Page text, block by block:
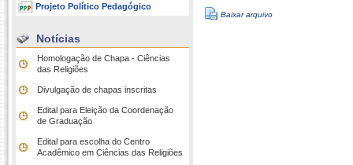
Projeto Político Pedagógico
Notícias
Homologação de Chapa - Ciências
das Religiões
Divulgação de chapas inscritas
Edital para Eleição da Coordenação
de Graduação
Edital para escolha do Centro
Acadêmico em Ciências das Religiões
Baixar arquivo